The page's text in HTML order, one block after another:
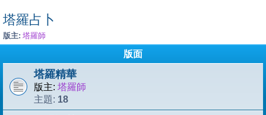
塔羅占卜
版主: 塔羅師
版面
塔羅精華
版主: 塔羅師
主題: 18